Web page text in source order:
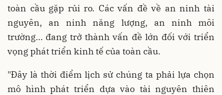
toàn cầu gặp rủi ro. Các vấn đề về an ninh tài
nguyên, an ninh năng lượng, an ninh môi
trường… đang trở thành vấn đề lớn đối với triển
vọng phát triển kinh tế của toàn cầu.
"Đây là thời điểm lịch sử chúng ta phải lựa chọn
mô hình phát triển dựa vào tài nguyên thiên